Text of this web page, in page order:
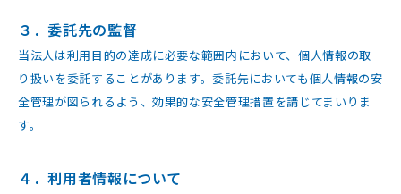
３．委託先の監督
当法人は利用目的の達成に必要な範囲内において、個人情報の取
り扱いを委託することがあります。委託先においても個人情報の安
全管理が図られるよう、効果的な安全管理措置を講じてまいりま
す。
４．利用者情報について